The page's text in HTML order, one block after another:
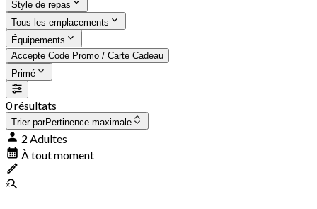
Style de repas
Tous les emplacements
Équipements
Accepte Code Promo / Carte Cadeau
Primé
0 résultats
Trier parPertinence maximale
2 Adultes
À tout moment